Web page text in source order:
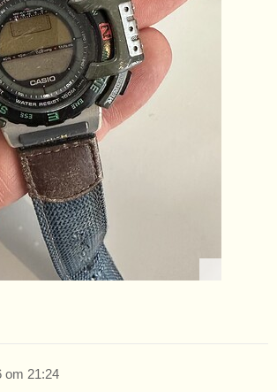
om 21:24